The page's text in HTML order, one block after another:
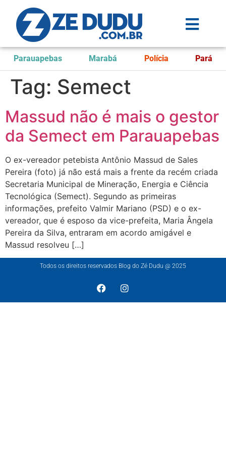
Parauapebas Marabá Polícia Pará
Tag: Semect
Massud não é mais o gestor
da Semect em Parauapebas
O ex-vereador petebista Antônio Massud de Sales
Pereira (foto) já não está mais a frente da recém criada
Secretaria Municipal de Mineração, Energia e Ciência
Tecnológica (Semect). Segundo as primeiras
informações, prefeito Valmir Mariano (PSD) e o ex-
vereador, que é esposo da vice-prefeita, Maria Ângela
Pereira da Silva, entraram em acordo amigável e
Massud resolveu […]
Todos os direitos reservados Blog do Zé Dudu @ 2025